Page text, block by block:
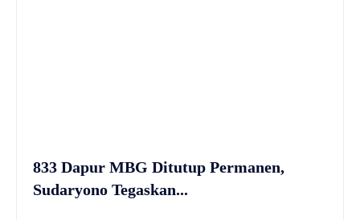
833 Dapur MBG Ditutup Permanen,
Sudaryono Tegaskan...